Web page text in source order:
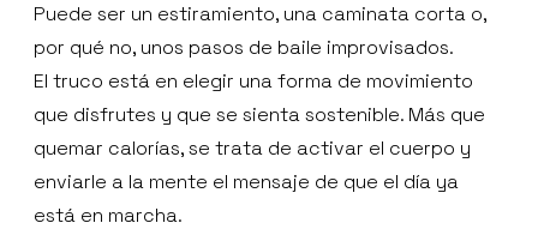
Puede ser un estiramiento, una caminata corta o,
por qué no, unos pasos de baile improvisados.
El truco está en elegir una forma de movimiento
que disfrutes y que se sienta sostenible. Más que
quemar calorías, se trata de activar el cuerpo y
enviarle a la mente el mensaje de que el día ya
está en marcha.